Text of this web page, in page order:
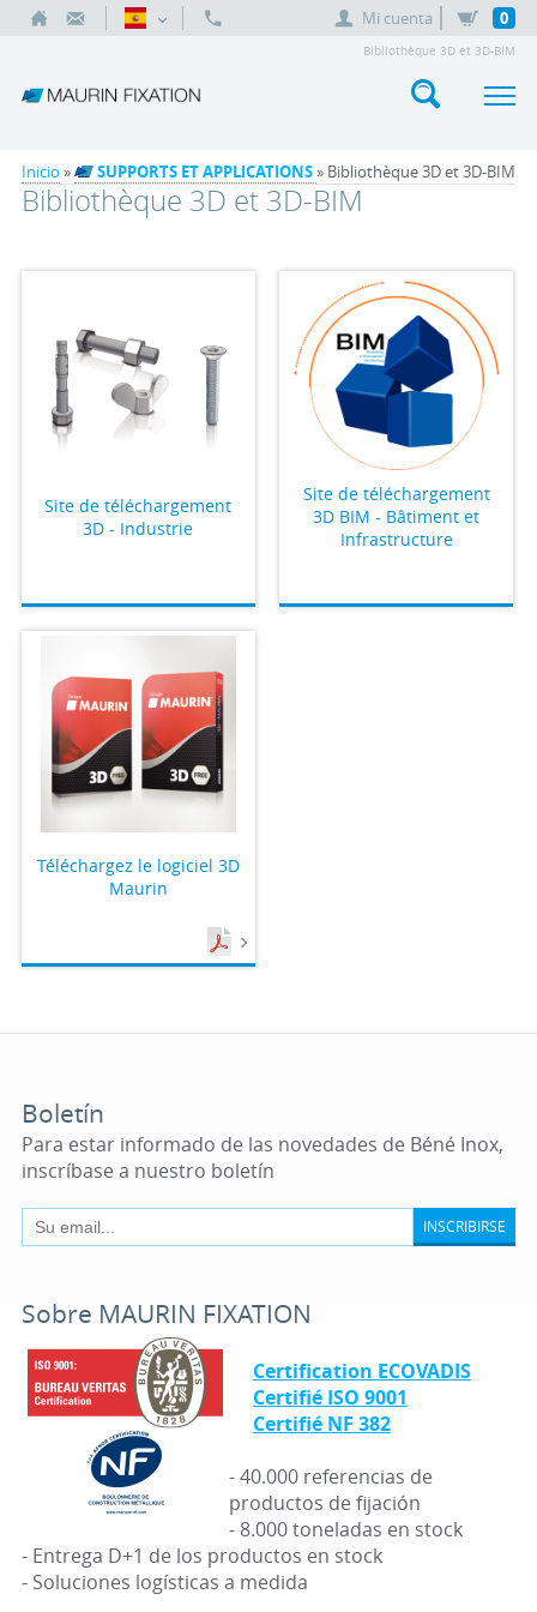
Mi cuenta 0
Bibliothèque 3D et 3D-BIM
Inicio » SUPPORTS ET APPLICATIONS» Bibliothèque 3D et 3D-BIM
Bibliothèque 3D et 3D-BIM
Site de téléchargement
3D - Industrie
Site de téléchargement
3D BIM - Bâtiment et
Infrastructure
Téléchargez le logiciel 3D
Maurin
Boletín
Para estar informado de las novedades de Béné Inox,
inscríbase a nuestro boletín
INSCRIBIRSE
Sobre MAURIN FIXATION
Certification ECOVADIS
Certifié ISO 9001
Certifié NF 382
- 40.000 referencias de
productos de fijación
- 8.000 toneladas en stock
- Entrega D+1 de los productos en stock
- Soluciones logísticas a medida